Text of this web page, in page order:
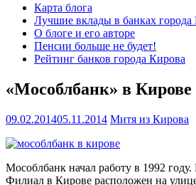
Карта блога
Лучшие вклады в банках города
О блоге и его авторе
Пенсии больше не будет!
Рейтинг банков города Кирова
«Мособлбанк» в Кирове
09.02.201405.11.2014 Митя из Кирова
Мособлбанк начал работу в 1992
Филиал в Кирове расположен на